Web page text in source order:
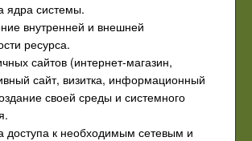
ядра системы.
внутренней и внешней
ресурса.
сайтов (интернет-магазин,
сайт, визитка, информационный
своей среды и системного
доступа к необходимым сетевым и